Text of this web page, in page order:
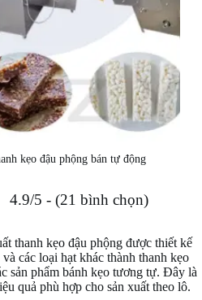
kẹo đậu phộng bán tự động
4.9/5 - (21 bình chọn)
thanh kẹo đậu phộng được thiết kế
các loại hạt khác thành thanh kẹo
sản phẩm bánh kẹo tương tự. Đây là
quả phù hợp cho sản xuất theo lô.